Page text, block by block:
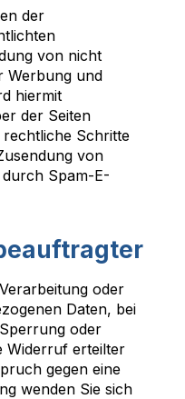
der
von nicht
Werbung und
hiermit
der Seiten
Schritte
von
Spam-E-
oder
Daten, bei
oder
Widerruf erteilter
gegen eine
wenden Sie sich